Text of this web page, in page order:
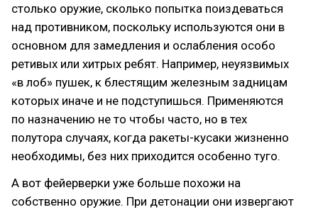
столько оружие, сколько попытка поиздеваться
над противником, поскольку используются они в
основном для замедления и ослабления особо
ретивых или хитрых ребят. Например, неуязвимых
«в лоб» пушек, к блестящим железным задницам
которых иначе и не подступишься. Применяются
по назначению не то чтобы часто, но в тех
полутора случаях, когда ракеты-кусаки жизненно
необходимы, без них приходится особенно туго.
А вот фейерверки уже больше похожи на
собственно оружие. При детонации они извергают